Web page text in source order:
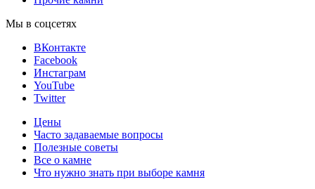
Мы в соцсетях
ВКонтакте
Facebook
Инстаграм
YouTube
Twitter
Цены
Часто задаваемые вопросы
Полезные советы
Все о камне
Что нужно знать при выборе камня